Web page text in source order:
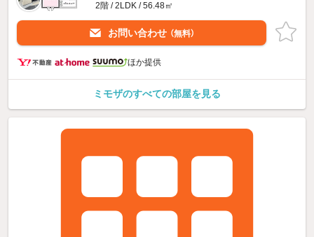
2階 / 2LDK / 56.48㎡
お問い合わせ （無料）
ほか提供
ミモザのすべての部屋を見る